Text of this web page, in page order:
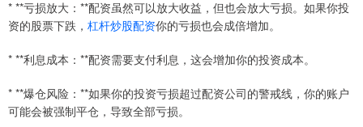
* **亏损放大：**配资虽然可以放大收益，但也会放大亏损。如果你投
资的股票下跌， 杠杆炒股配资你的亏损也会成倍增加。
* **利息成本：**配资需要支付利息，这会增加你的投资成本。
* **爆仓风险：**如果你的投资亏损超过配资公司的警戒线，你的账户
可能会被强制平仓，导致全部亏损。